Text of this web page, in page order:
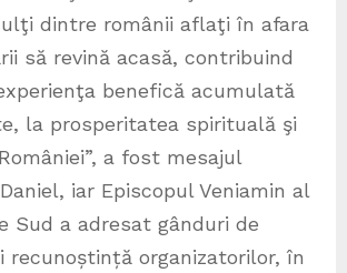
dintre românii aflaţi în afara
să revină acasă, contribuind
benefică acumulată
la prosperitatea spirituală şi
a fost mesajul
iar Episcopul Veniamin al
Sud a adresat gânduri de
recunoștință organizatorilor, în